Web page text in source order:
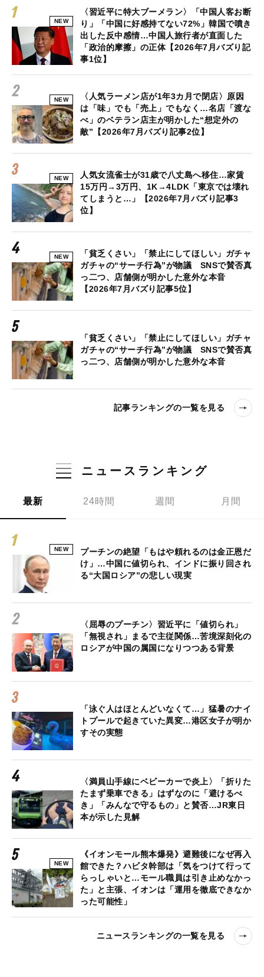
NEW
〈習近平に特大ブーメラン〉「中国人客お断
り」「中国に好感持てない72%」韓国で噴き
出した反中感情…中国人旅行者が直面した
「政治的摩擦」の正体【2026年7月バズり記
事1位】
NEW
〈人気ラーメン店が1年3カ月で閉店〉原因
は「味」でも「売上」でもなく…名店「渡な
べ」のベテラン店主が明かした“想定外の
敵”【2026年7月バズり記事2位】
NEW
人気女流雀士が31歳で八丈島へ移住…家賃
15万円→3万円、1K→4LDK「東京では壊れ
てしまうと…」【2026年7月バズり記事3
位】
NEW
「貧乏くさい」「禁止にしてほしい」ガチャ
ガチャの“サーチ行為”が物議 SNSで賛否真
っ二つ、店舗側が明かした意外な本音
【2026年7月バズり記事5位】
「貧乏くさい」「禁止にしてほしい」ガチャ
ガチャの“サーチ行為”が物議 SNSで賛否真
っ二つ、店舗側が明かした意外な本音
記事ランキングの一覧を見る
ニュースランキング
最新 24時間 週間 月間
NEW
プーチンの絶望「もはや頼れるのは金正恩だ
け」…中国に値切られ、インドに振り回され
る“大国ロシア”の悲しい現実
〈屈辱のプーチン〉習近平に「値切られ」
「無視され」まるで主従関係…苦境深刻化の
ロシアが中国の属国になりつつある背景
「泳ぐ人はほとんどいなくて…」猛暑のナイ
トプールで起きていた異変…港区女子が明か
すその実態
〈満員山手線にベビーカーで炎上〉「折りた
たまず乗車できる」はずなのに「避けるべ
き」「みんなで守るもの」と賛否…JR東日
本が示した見解
NEW
《イオンモール熊本爆発》避難後になぜ再入
館できた？ハビタ幹部は「気をつけて行って
らっしゃいと…モール職員は引き止めなかっ
た」と主張、イオンは「運用を徹底できなか
った可能性」
ニュースランキングの一覧を見る